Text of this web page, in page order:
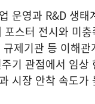
운영과 R&D 생
스터 전시와 미
제기관 등 이해
기 관점에서 임
시장 안착 속도